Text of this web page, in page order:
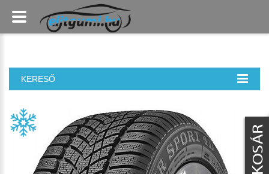
KERESŐ